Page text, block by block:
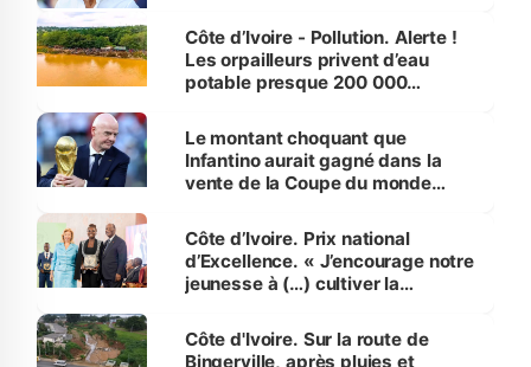
Côte d’Ivoire - Pollution. Alerte !
Les orpailleurs privent d’eau
potable presque 200 000
Le montant choquant que
Infantino aurait gagné dans la
vente de la Coupe du monde
Côte d’Ivoire. Prix national
d’Excellence. « J’encourage notre
jeunesse à (…) cultiver la
(Alassane Ouattara
Côte d'Ivoire. Sur la route de
Bingerville, après pluies et